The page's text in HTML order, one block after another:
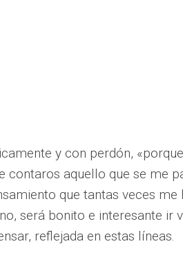
y con perdón,
contaros aquello que se me
que tantas veces me
será bonito e interesante ir
reflejada en estas líneas.